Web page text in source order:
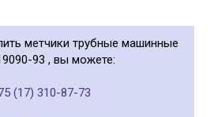
метчики трубные машинные
93 , вы можете:
(17) 310-87-73